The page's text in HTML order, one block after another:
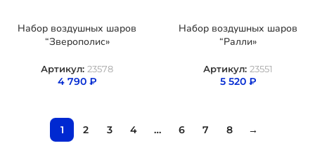
Набор воздушных шаров
“Зверополис»
Артикул: 23578
4 790 ₽
Набор воздушных шаров
“Ралли»
Артикул: 23551
5 520 ₽
1 2 3 4 … 6 7 8 →